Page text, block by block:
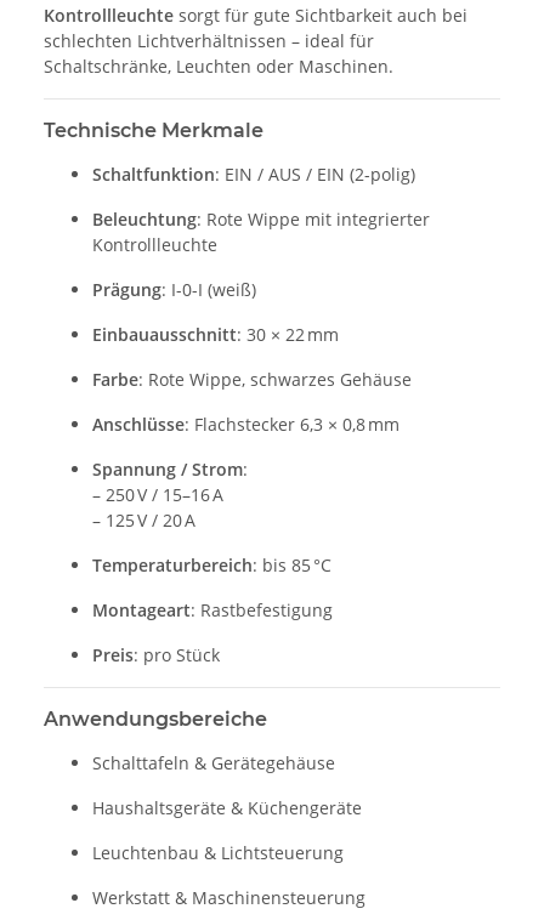
Kontrollleuchte sorgt für gute Sichtbarkeit auch bei
schlechten Lichtverhältnissen – ideal für
Schaltschränke, Leuchten oder Maschinen.
Technische Merkmale
Schaltfunktion: EIN / AUS / EIN (2-polig)
Beleuchtung: Rote Wippe mit integrierter
Kontrollleuchte
Prägung: I-0-I (weiß)
Einbauausschnitt: 30 × 22 mm
Farbe: Rote Wippe, schwarzes Gehäuse
Anschlüsse: Flachstecker 6,3 × 0,8 mm
Spannung / Strom:
– 250 V / 15–16 A
– 125 V / 20 A
Temperaturbereich: bis 85 °C
Montageart: Rastbefestigung
Preis: pro Stück
Anwendungsbereiche
Schalttafeln & Gerätegehäuse
Haushaltsgeräte & Küchengeräte
Leuchtenbau & Lichtsteuerung
Werkstatt & Maschinensteuerung